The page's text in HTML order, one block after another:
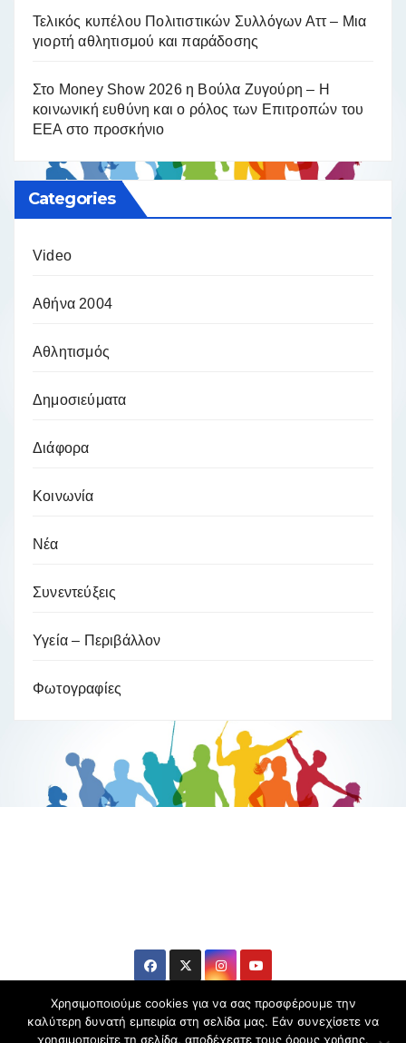
Τελικός κυπέλου Πολιτιστικών Συλλόγων Αττ – Μια
γιορτή αθλητισμού και παράδοσης
Στο Money Show 2026 η Βούλα Ζυγούρη – Η
κοινωνική ευθύνη και ο ρόλος των Επιτροπών του
ΕΕΑ στο προσκήνιο
Categories
Video
Αθήνα 2004
Αθλητισμός
Δημοσιεύματα
Διάφορα
Κοινωνία
Νέα
Συνεντεύξεις
Υγεία – Περιβάλλον
Φωτογραφίες
Χρησιμοποιούμε cookies για να σας προσφέρουμε την
καλύτερη δυνατή εμπειρία στη σελίδα μας. Εάν συνεχίσετε να
χρησιμοποιείτε τη σελίδα, αποδέχεστε τους όρους χρήσης.